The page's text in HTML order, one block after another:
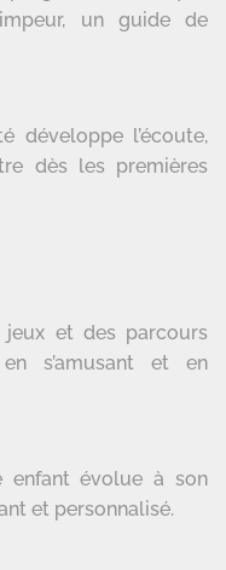
un guide de
développe l’écoute,
dès les premières
et des parcours
s’amusant et en
enfant évolue à son
et personnalisé.